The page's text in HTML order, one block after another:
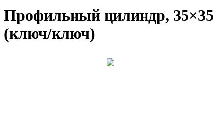
Профильный цилиндр, 35×35
(ключ/ключ)